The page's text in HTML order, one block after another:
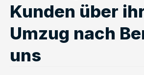
Kunden über
Umzug nach
uns